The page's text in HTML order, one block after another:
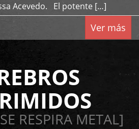
Acevedo. El potente […]
Ver más
RESPIRA METAL]